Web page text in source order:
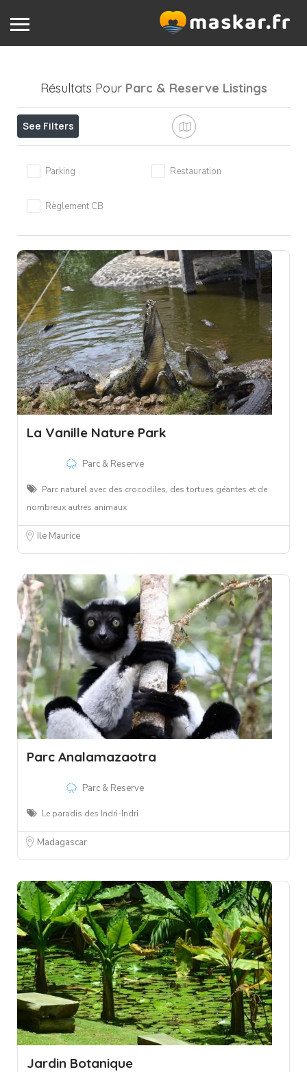
Résultats Pour Parc & Reserve Listings
See Filters
Parking Restauration
Règlement CB
La Vanille Nature Park
Parc & Reserve
Parc naturel avec des crocodiles, des tortues géantes et de
nombreux autres animaux
Ile Maurice
Parc Analamazaotra
Parc & Reserve
Le paradis des Indri-Indri
Madagascar
Jardin Botanique